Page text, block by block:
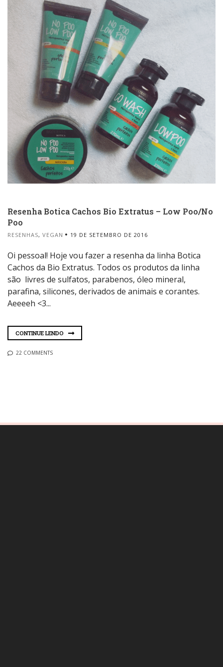
Resenha Botica Cachos Bio Extratus – Low Poo/No
Poo
RESENHAS, VEGAN 19 DE SETEMBRO DE 2016
Oi pessoal! Hoje vou fazer a resenha da linha Botica
Cachos da Bio Extratus. Todos os produtos da linha
são livres de sulfatos, parabenos, óleo mineral,
parafina, silicones, derivados de animais e corantes.
Aeeeeh <3...
CONTINUE LENDO
22 COMMENTS